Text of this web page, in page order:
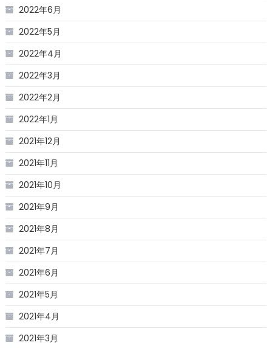
2022年6月
2022年5月
2022年4月
2022年3月
2022年2月
2022年1月
2021年12月
2021年11月
2021年10月
2021年9月
2021年8月
2021年7月
2021年6月
2021年5月
2021年4月
2021年3月